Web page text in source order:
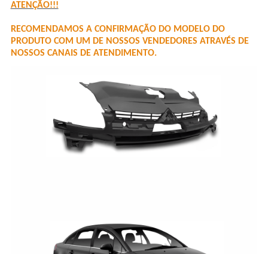
ATENÇÃO!!!
RECOMENDAMOS A CONFIRMAÇÃO DO MODELO DO
PRODUTO COM UM DE NOSSOS VENDEDORES ATRAVÉS DE
NOSSOS CANAIS DE ATENDIMENTO.